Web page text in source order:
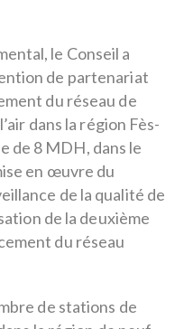
le Conseil a
de partenariat
du réseau de
dans la région Fès-
de 8 MDH, dans le
en œuvre du
de la qualité de
de la deuxième
du réseau
de stations de